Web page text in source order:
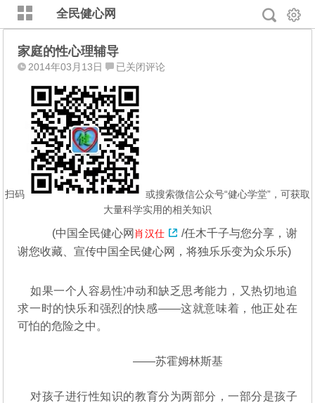
全民健心网
家庭的性心理辅导
2014年03月13日
家
的
性
心
理
辅
导
已关闭评论
扫码
或搜索微信公众号“健心学堂”，可获取
大量科学实用的相关知识
(中国全民健心网 肖汉仕
/任木千子与您分享，谢
谢您收藏、宣传中国全民健心网，将独乐乐变为众乐乐)
如果一个人容易性冲动和缺乏思考能力，又热切地追
求一时的快乐和强烈的快感——这就意味着，他正处在
可怕的危险之中。
——苏霍姆林斯基
对孩子进行性知识的教育分为两部分，一部分是孩子